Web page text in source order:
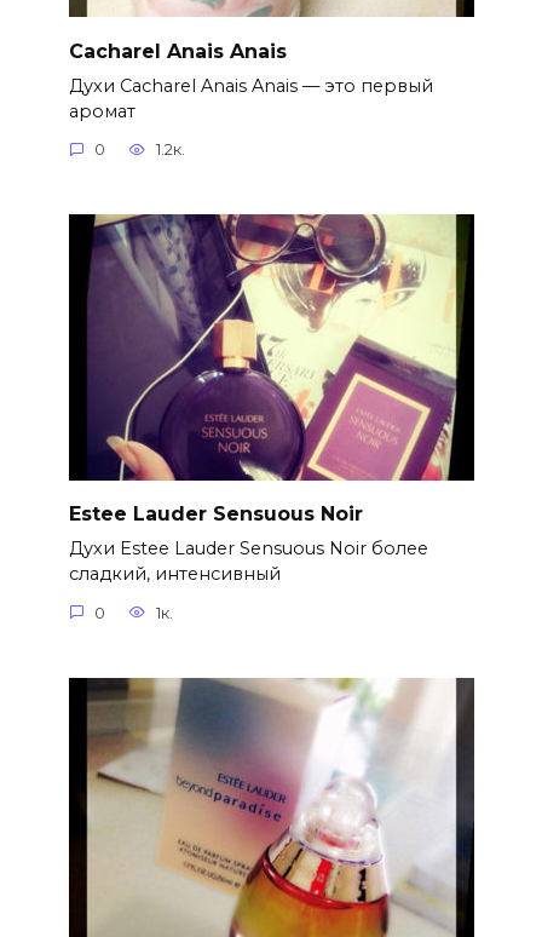
Cacharel Anais Anais
Духи Cacharel Anais Anais — это первый
аромат
0 1.2к.
Estee Lauder Sensuous Noir
Духи Estee Lauder Sensuous Noir более
сладкий, интенсивный
0 1к.